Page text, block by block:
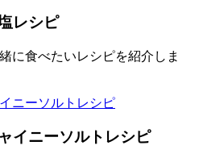
レシピ
に食べたいレシピを紹介しま
イニーソルトレシピ